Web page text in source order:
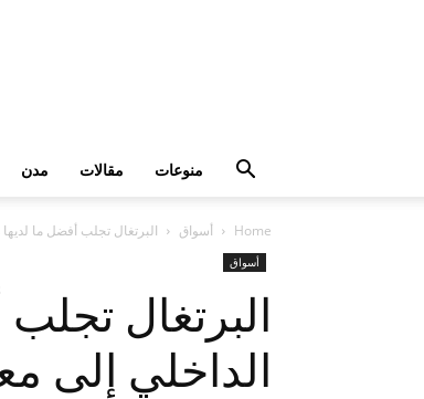
مدن مقالات منوعات
Home أسواق البرتغال تجلب أفضل ما لديها من
أسواق
البرتغال